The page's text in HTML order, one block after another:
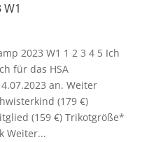
2023 W1 1 2 3 4 5 Ich
für das HSA
an. Weiter
(179 €)
(159 €) Trikotgröße*
Weiter...